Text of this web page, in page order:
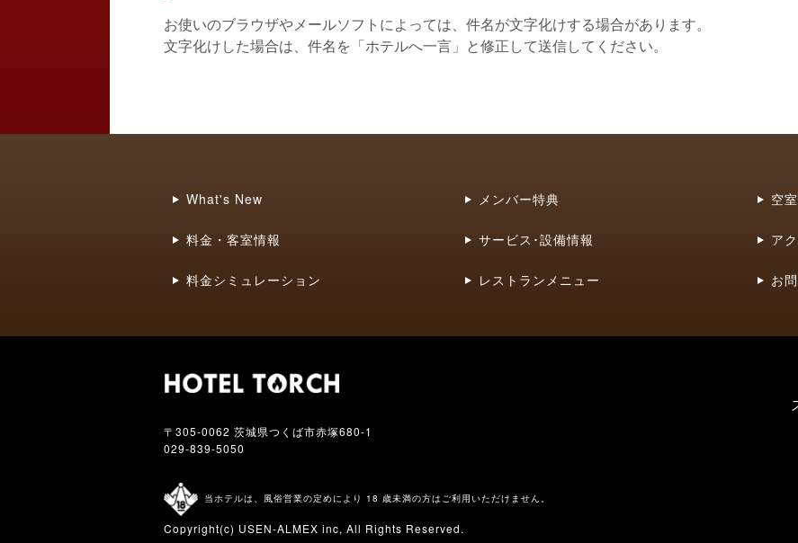
お使いのブラウザやメールソフトによっては、件名が文字化けする場合があります。
文字化けした場合は、件名を「ホテルへ一言」と修正して送信してください。
What's New メンバー特典 空
料金・客室情報 サービス･設備情報 ア
料金シミュレーション レストランメニュー お
〒305-0062 茨城県つくば市赤塚680-1
029-839-5050
当ホテルは、風俗営業の定めにより 18 歳未満の方はご利用いただけません。
Copyright(c) USEN-ALMEX inc, All Rights Reserved.